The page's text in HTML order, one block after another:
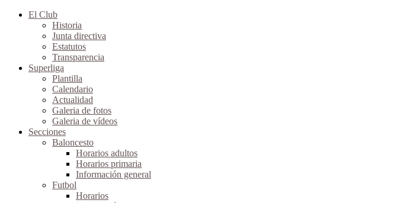
El Club
Historia
Junta directiva
Estatutos
Transparencia
Superliga
Plantilla
Calendario
Actualidad
Galeria de fotos
Galeria de vídeos
Secciones
Baloncesto
Horarios adultos
Horarios primaria
Información general
Futbol
Horarios